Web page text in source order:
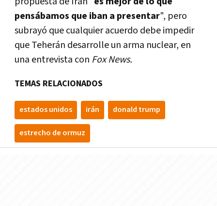
pensábamos que iban a presentar", pero
subrayó quecualquier acuerdo debe impedir
que Teherán desarrolle un arma nuclear, en
una entrevista con Fox News.
TEMAS RELACIONADOS
estados unidos irán donald trump
estrecho de ormuz